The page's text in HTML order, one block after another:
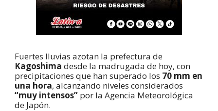
Fuertes lluvias azotan la prefectura de
Kagoshima desde la madrugada de hoy, con
precipitaciones que han superado los 70 mm en
una hora, alcanzando niveles considerados
“muy intensos” por la Agencia Meteorológica
de Japón.